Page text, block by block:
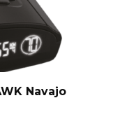
Navajo